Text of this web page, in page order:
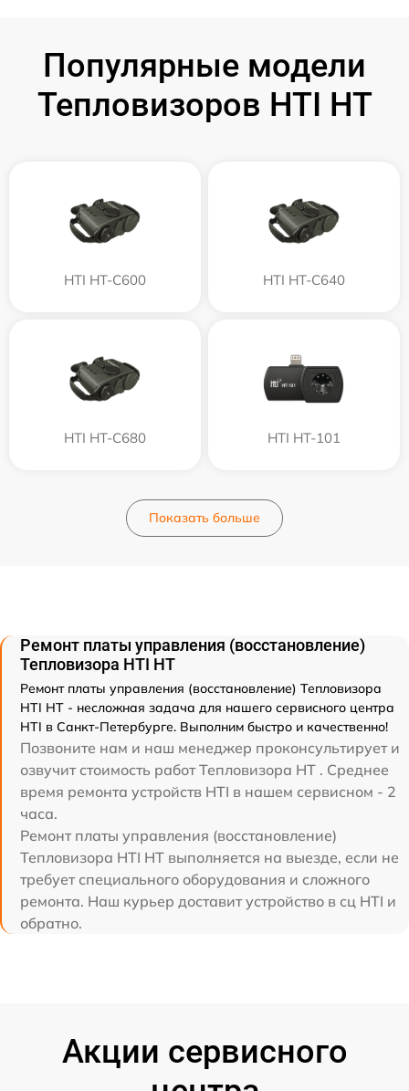
Популярные модели
Тепловизоров HTI HT
HTI HT-C600 HTI HT-C640
HTI HT-C680 HTI HT-101
Показать больше
Ремонт платы управления (восстановление)
Тепловизора HTI HT
Ремонт платы управления (восстановление) Тепловизора
HTI HT - несложная задача для нашего сервисного центра
HTI в Санкт-Петербурге. Выполним быстро и качественно!
Позвоните нам и наш менеджер проконсультирует и
озвучит стоимость работ Тепловизора HT . Среднее
время ремонта устройств HTI в нашем сервисном - 2
часа.
Ремонт платы управления (восстановление)
Тепловизора HTI HT выполняется на выезде, если не
требует специального оборудования и сложного
ремонта. Наш курьер доставит устройство в сц HTI и
обратно.
Акции сервисного